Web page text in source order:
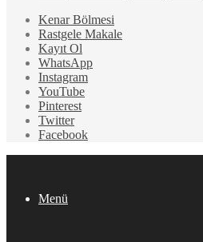
Kenar Bölmesi
Rastgele Makale
Kayıt Ol
WhatsApp
Instagram
YouTube
Pinterest
Twitter
Facebook
Menü